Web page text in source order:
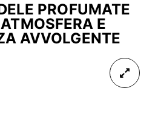
PROFUMATE
E
AVVOLGENTE